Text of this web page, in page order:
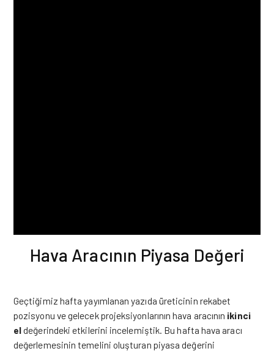
Hava Aracının Piyasa Değeri
Geçtiğimiz hafta yayımlanan yazıda üreticinin rekabet
pozisyonu ve gelecek projeksiyonlarının hava aracının ikinci
eldeğerindeki etkilerini incelemiştik. Bu hafta hava aracı
değerlemesinin temelini oluşturan piyasa değerini